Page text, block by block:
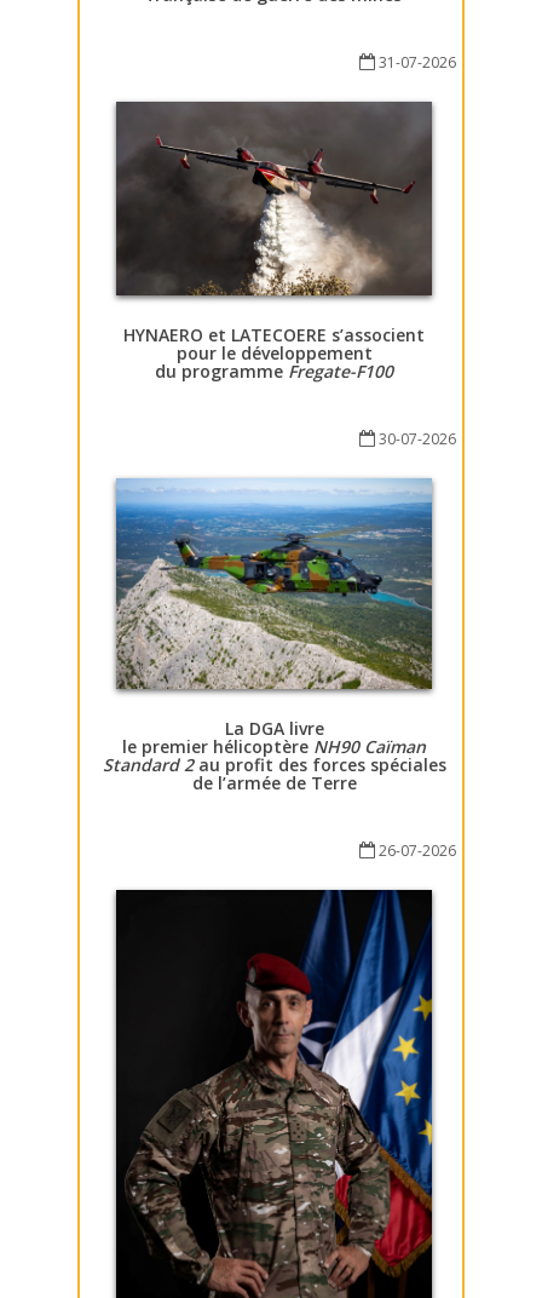
31-07-2026
HYNAERO et LATECOERE s’associent
pour le développement
du programme Fregate-F100
30-07-2026
La DGA livre
le premier hélicoptère NH90 Caïman
Standard 2au profit des forces spéciales
de l’armée de Terre
26-07-2026